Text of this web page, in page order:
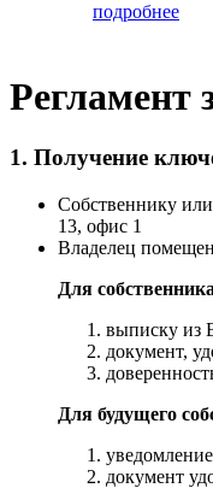
подробнее
Регламент
1. Получение
Собственнику
13, офис 1
Владелец
Для
выписку из
документ,
Для будущего
документ